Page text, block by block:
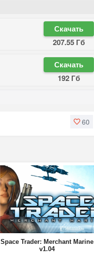
Скачать
207.55 Гб
Скачать
192 Гб
60
Space Trader: Merchant Marine
v1.04